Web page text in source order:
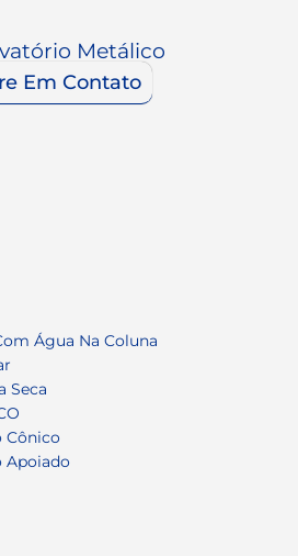
Metálico
Em Contato
Água Na Coluna
Seca
Cônico
Apoiado